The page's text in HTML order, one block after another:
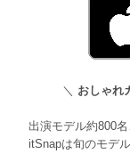
＼ おしゃれ
出演モデル約800
itSnapは旬のモデ